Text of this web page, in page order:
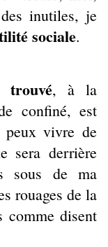
inutiles, je
sociale.
trouvé, à la
confiné, est
vivre de
sera derrière
sous de ma
rouages de la
disent